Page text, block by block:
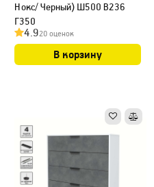
Нокс/ Черный) Ш500 В236
Г350
4.920 оценок
В корзину